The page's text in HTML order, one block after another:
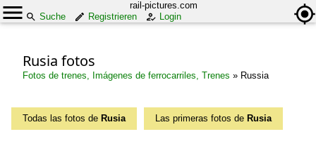
rail-pictures.com
Suche
Registrieren Login
Rusia fotos
Fotos de trenes, Imágenes de ferrocarriles, Trenes » Russia
Todas las fotos de Rusia Las primeras fotos de Rusia